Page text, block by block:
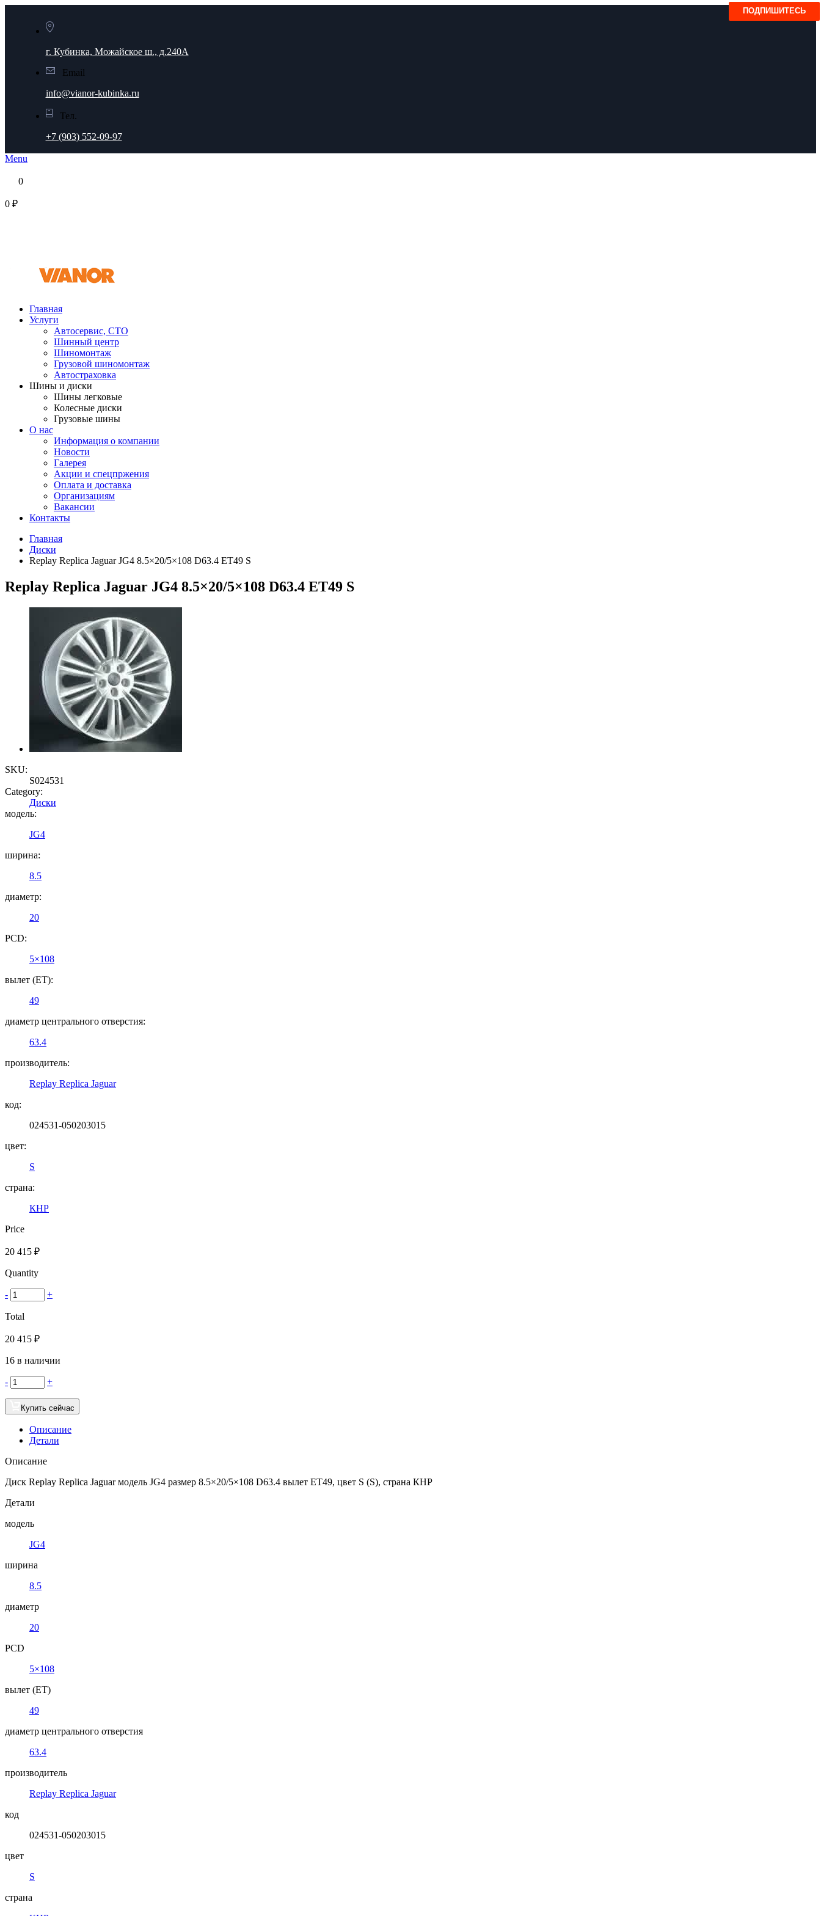
г. Кубинка, Можайское ш., д.240А
Email
info@vianor-kubinka.ru
Тел.
+7 (903) 552-09-97
Menu
0
0 ₽
Главная
Услуги
Автосервис, СТО
Шинный центр
Шиномонтаж
Грузовой шиномонтаж
Автостраховка
Шины и диски
Шины легковые
Колесные диски
Грузовые шины
О нас
Информация о компании
Новости
Галерея
Акции и спецпржения
Оплата и доставка
Организациям
Вакансии
Контакты
Главная
Диски
Replay Replica Jaguar JG4 8.5×20/5×108 D63.4 ET49 S
Replay Replica Jaguar JG4 8.5×20/5×108 D63.4 ET49 S
SKU:
S024531
Category:
Диски
модель:
JG4
ширина:
8.5
диаметр:
20
PCD:
5×108
вылет (ET):
49
диаметр центрального отверстия:
63.4
производитель:
Replay Replica Jaguar
код:
024531-050203015
цвет:
S
страна:
КНР
Price
20 415 ₽
Quantity
- +
Total
20 415 ₽
16 в наличии
- +
Купить сейчас
Описание
Детали
Описание
Диск Replay Replica Jaguar модель JG4 размер 8.5×20/5×108 D63.4 вылет ET49, цвет S (S), страна КНР
Детали
модель
JG4
ширина
8.5
диаметр
20
PCD
5×108
вылет (ET)
49
диаметр центрального отверстия
63.4
производитель
Replay Replica Jaguar
код
024531-050203015
цвет
S
страна